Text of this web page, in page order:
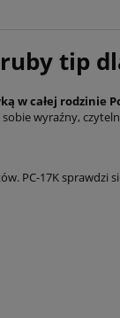
tip
w całej rodzinie
wyraźny,
PC-17K sprawdzi